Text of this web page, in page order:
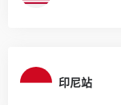
印尼站